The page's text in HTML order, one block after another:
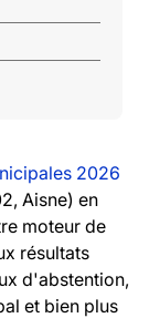
2026
Aisne) en
moteur de
résultats
d'abstention,
et bien plus